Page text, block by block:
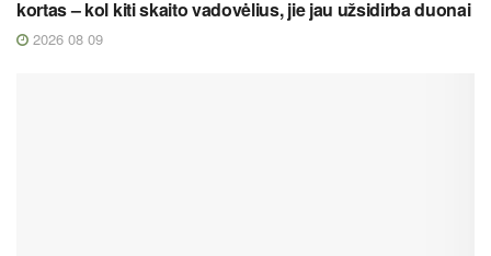
kortas – kol kiti skaito vadovėlius, jie jau užsidirba duonai
2026 08 09